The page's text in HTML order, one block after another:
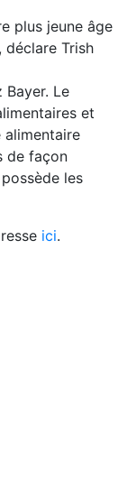
plus jeune âge
déclare Trish
Le
et
alimentaire
de façon
les
ici.